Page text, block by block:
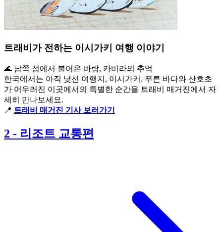
트래비가 전하는 이시가키 여행 이야기
🌊 남쪽 섬에서 불어온 바람, 카비라의 추억
한국에서는 아직 낯선 여행지, 이시가키. 푸른 바다와 산호초
가 어우러진 이곳에서의 특별한 순간을 트래비 매거진에서 자
세히 만나보세요.
📍 트래비 매거진 기사 보러가기
2 - 리조트 교통편